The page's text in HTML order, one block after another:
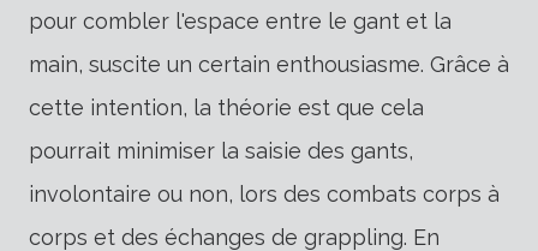
pour combler l'espace entre le gant et la
main, suscite un certain enthousiasme. Grâce à
cette intention, la théorie est que cela
pourrait minimiser la saisie des gants,
involontaire ou non, lors des combats corps à
corps et des échanges de grappling. En